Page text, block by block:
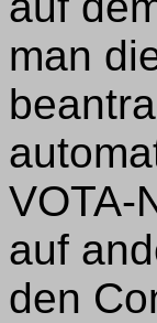
man
VOTA-
auf
den